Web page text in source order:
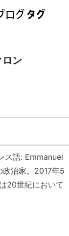
ロン
ス語: Emmanuel
治家。2017年5
20世紀において